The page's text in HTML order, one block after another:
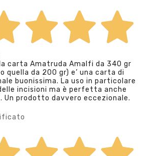
carta Amatruda Amalfi da 340 gr
quella da 200 gr) e’ una carta di
buonissima. La uso in particolare
incisioni ma è perfetta anche
Un prodotto davvero eccezionale.